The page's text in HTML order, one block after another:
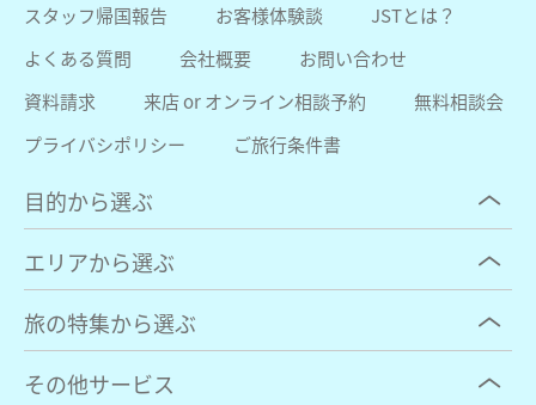
スタッフ帰国報告
お客様体験談
JSTとは？
よくある質問
会社概要
お問い合わせ
資料請求
来店 or オンライン相談予約
無料相談会
プライバシポリシー
ご旅行条件書
目的から選ぶ
エリアから選ぶ
旅の特集から選ぶ
その他サービス